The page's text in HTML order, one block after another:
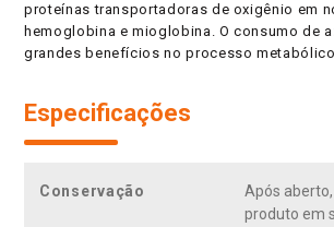
proteínas transportadoras de oxigênio em
hemoglobina e mioglobina. O consumo de
grandes benefícios no processo
Especificações
Conservação
Após
produto em